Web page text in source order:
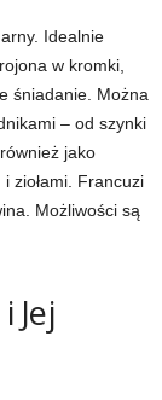
Idealnie
w kromki,
śniadanie. Można
– od szynki
jako
ziołami. Francuzi
Możliwości są
i Jej